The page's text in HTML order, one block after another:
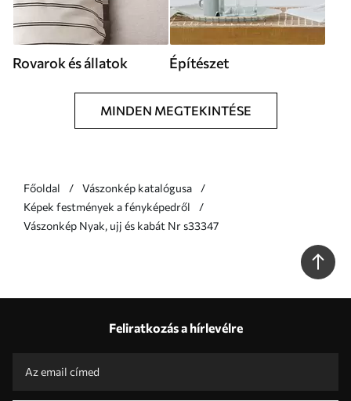
Rovarok és állatok Építészet
MINDEN MEGTEKINTÉSE
Főoldal
Vászonkép katalógusa
Képek festmények a fényképedről
Vászonkép Nyak, ujj és kabát Nr s33347
Feliratkozás a hírlevélre